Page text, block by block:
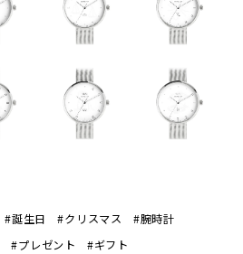
#誕生日 #クリスマス
#腕時計
#プレゼント #ギフト